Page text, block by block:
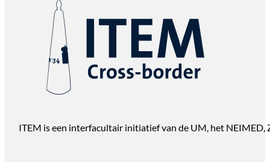
ITEM is een interfacultair initiatief van de UM, het NEIMED,